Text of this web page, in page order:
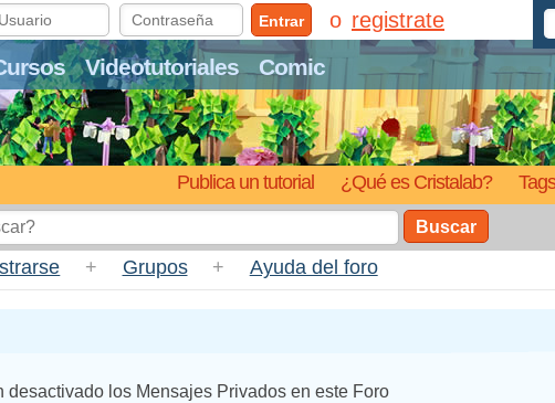
Videotutoriales Comic
Publica un tutorial ¿Qué es Cristalab? Tags
Entrar registrate
Buscar
+ Grupos + Ayuda del foro
desactivado los Mensajes Privados en este Foro